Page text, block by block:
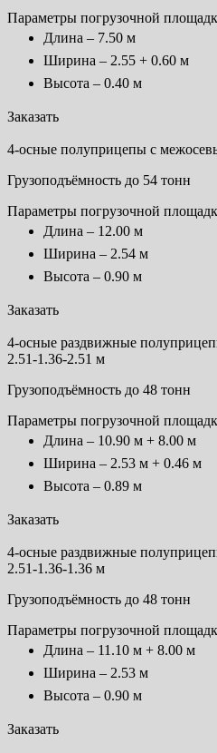
Параметры погрузочной
Длина – 7.50 м
Ширина – 2.55 + 0.60 м
Высота – 0.40 м
Заказать
4-осные полуприцепы с
Грузоподъёмность до 54 тонн
Параметры погрузочной
Длина – 12.00 м
Ширина – 2.54 м
Высота – 0.90 м
Заказать
4-осные раздвижные
2.51-1.36-2.51 м
Грузоподъёмность до 48 тонн
Параметры погрузочной
Длина – 10.90 м + 8.00 м
Ширина – 2.53 м + 0.46 м
Высота – 0.89 м
Заказать
4-осные раздвижные
2.51-1.36-1.36 м
Грузоподъёмность до 48 тонн
Параметры погрузочной
Длина – 11.10 м + 8.00 м
Ширина – 2.53 м
Высота – 0.90 м
Заказать